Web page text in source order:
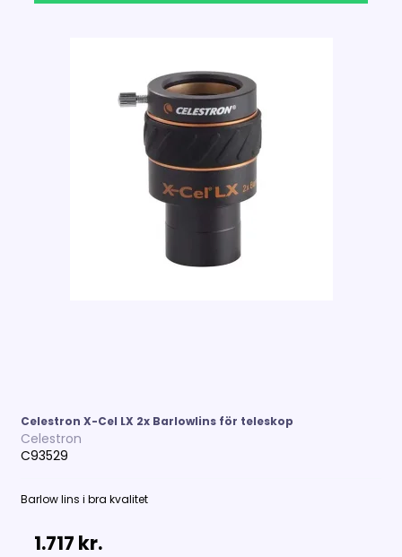
Celestron X-Cel LX 2x Barlowlins för teleskop
Celestron
C93529
Barlow lins i bra kvalitet
1.717 kr.